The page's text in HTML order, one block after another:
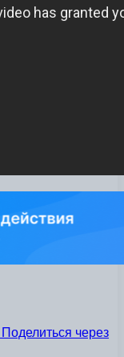
Поделиться через